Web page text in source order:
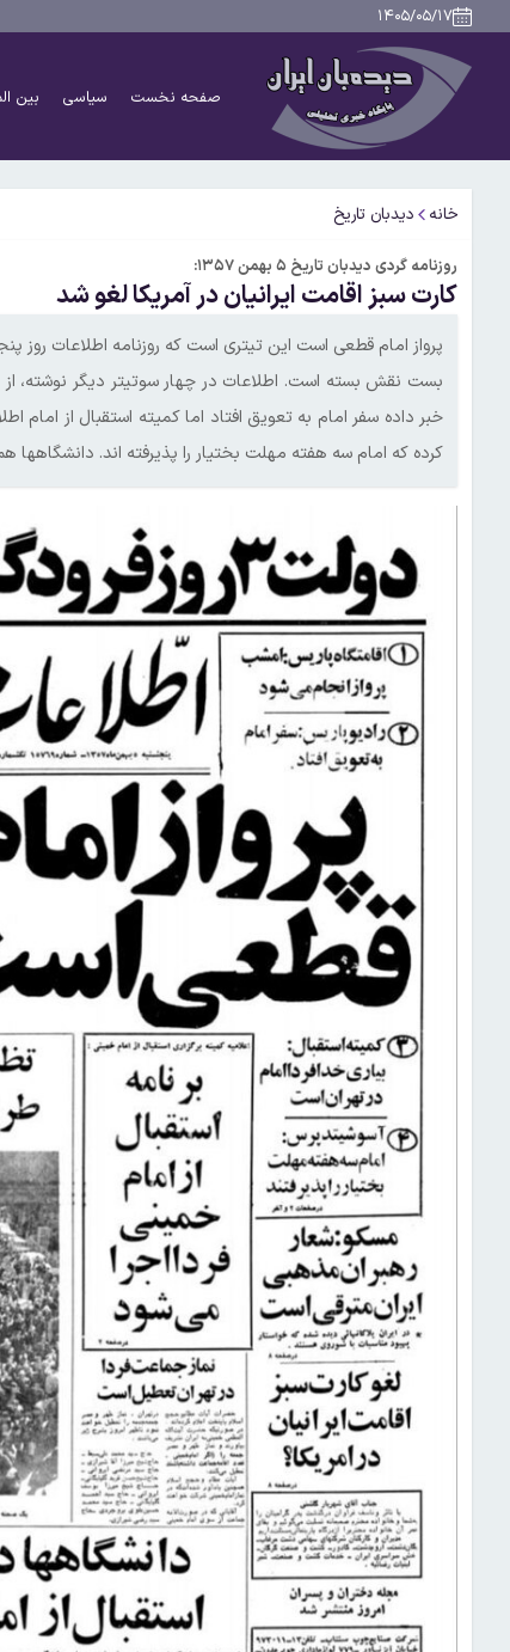
۱۴۰۵/۰۵/۱۷
صفحه نخست سیاسی بین
خانه دیدبان تاریخ
روزنامه گردی دیدبان تاریخ ۵ بهمن ۱۳۵۷:
کارت سبز اقامت ایرانیان در آمریکا لغو شد
بست نقش بسته است. اطلاعات در چهار سوتیتر دیگر نوشته، از
خبر داده سفر امام به تعویق افتاد اما کمیته استقبال از امام
کرده که امام سه هفته مهلت بختیار را پذیرفته اند. دانشگاهها